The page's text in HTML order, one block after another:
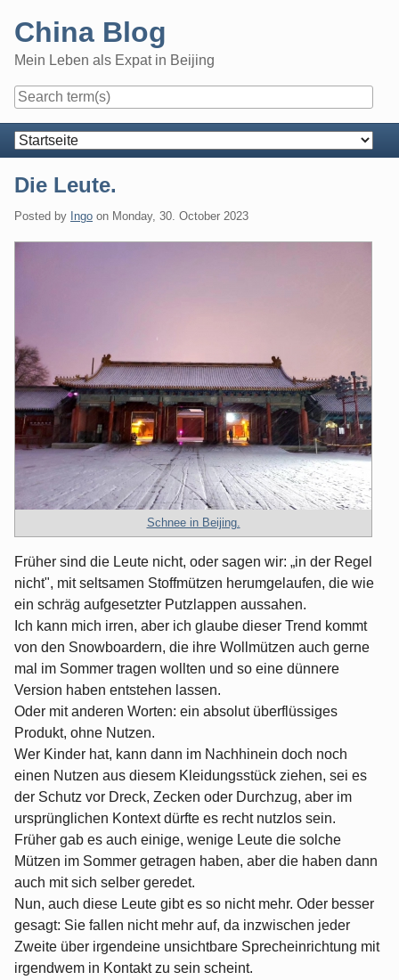
content
China Blog
Mein Leben als Expat in Beijing
Navigation
Die Leute.
Posted by Ingo on Monday, 30. October 2023
Schnee in Beijing.
Früher sind die Leute nicht, oder sagen wir: „in der Regel
nicht", mit seltsamen Stoffmützen herumgelaufen, die wie
ein schräg aufgesetzter Putzlappen aussahen.
Ich kann mich irren, aber ich glaube dieser Trend kommt
von den Snowboardern, die ihre Wollmützen auch gerne
mal im Sommer tragen wollten und so eine dünnere
Version haben entstehen lassen.
Oder mit anderen Worten: ein absolut überflüssiges
Produkt, ohne Nutzen.
Wer Kinder hat, kann dann im Nachhinein doch noch
einen Nutzen aus diesem Kleidungsstück ziehen, sei es
der Schutz vor Dreck, Zecken oder Durchzug, aber im
ursprünglichen Kontext dürfte es recht nutzlos sein.
Früher gab es auch einige, wenige Leute die solche
Mützen im Sommer getragen haben, aber die haben dann
auch mit sich selber geredet.
Nun, auch diese Leute gibt es so nicht mehr. Oder besser
gesagt: Sie fallen nicht mehr auf, da inzwischen jeder
Zweite über irgendeine unsichtbare Sprecheinrichtung mit
irgendwem in Kontakt zu sein scheint.